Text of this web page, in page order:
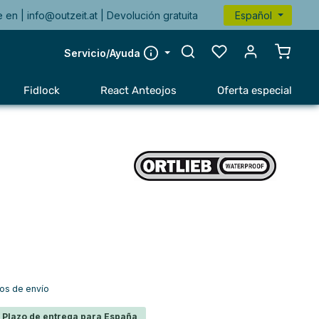
en |info@outzeit.at | Devolución gratuita Español
Servicio/Ayuda
El
Fidlock React Anteojos Oferta especial
de envío
de entrega para España